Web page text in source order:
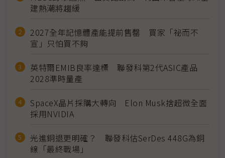
建熱潮將趨緩
2027全年記憶體產能提前售罄 買家「祕而不
宣」只怕買不夠
英特爾EMIB良率達標 聯發科第2代ASIC產品
2028準時量產
SpaceX晶片採購大轉向 Elon Musk捨超微全面
採用NVIDIA
光進銅退更明確？ 聯發科估SerDes 448G為銅
線「最終戰場」